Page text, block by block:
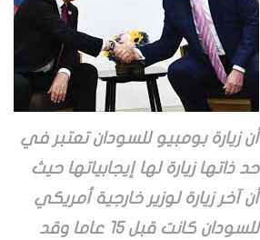
أن زيارة بومبيو للسودان تعتبر في
حد ذاتها زيارة لها إيجابياتها حيث
أن آخر زيارة لوزير خارجية أمريكي
للسودان كانت قبل 15 عاما وقد